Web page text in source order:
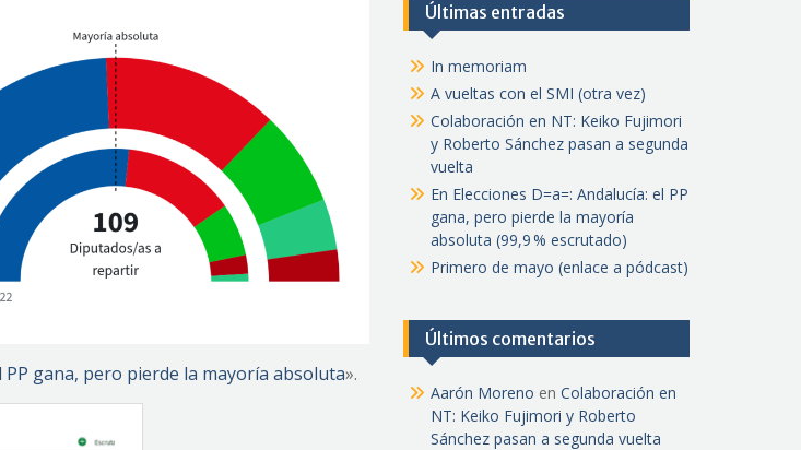
PP gana, pero pierde la mayoría absoluta».
Últimas entradas
In memoriam
A vueltas con el SMI (otra vez)
Colaboración en NT: Keiko Fujimori
y Roberto Sánchez pasan a segunda
vuelta
En Elecciones D=a=: Andalucía: el PP
gana, pero pierde la mayoría
absoluta (99,9 % escrutado)
Primero de mayo (enlace a pódcast)
Últimos comentarios
Aarón Moreno en Colaboración en
NT: Keiko Fujimori y Roberto
Sánchez pasan a segunda vuelta